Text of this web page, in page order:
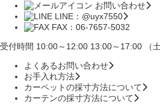
お問い合わせ
LINE：@uyx7550
FAX：06-7657-5032
受付時間 10:00～12:00 13:00～17:00 （土
よくあるお問い合わせ
お手入れ方法
カーペットの採寸方法について
カーテンの採寸方法について